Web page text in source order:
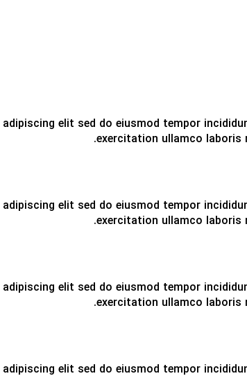
elit sed do eiusmod tempor
exercitation ullamco laboris
elit sed do eiusmod tempor
exercitation ullamco laboris
elit sed do eiusmod tempor
exercitation ullamco laboris
elit sed do eiusmod tempor